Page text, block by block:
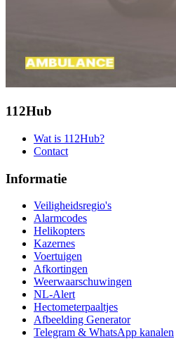
112Hub
Wat is 112Hub?
Contact
Informatie
Veiligheidsregio's
Alarmcodes
Helikopters
Kazernes
Voertuigen
Afkortingen
Weerwaarschuwingen
NL-Alert
Hectometerpaaltjes
Afbeelding Generator
Telegram & WhatsApp kanalen